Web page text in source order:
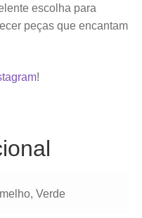
escolha para
peças que encantam
!
Verde